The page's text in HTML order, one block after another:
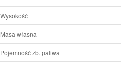
Wysokość
Masa własna
Pojemność zb. paliwa